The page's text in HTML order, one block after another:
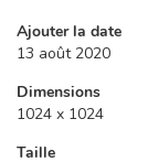
Ajouter la date
13 août 2020
Dimensions
1024 x 1024
Taille